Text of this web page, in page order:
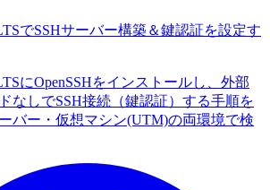
でSSHサーバー構築＆鍵認証を設定す
にOpenSSHをインストールし、外部
なしでSSH接続（鍵認証）する手順を
バー・仮想マシン(UTM)の両環境で検